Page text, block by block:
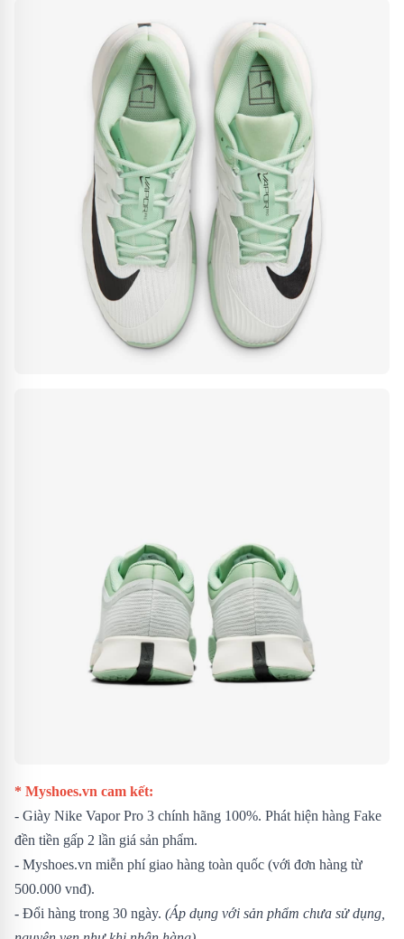
* Myshoes.vn cam kết:
- Giày Nike Vapor Pro 3 chính hãng 100%. Phát hiện hàng Fake
đền tiền gấp 2 lần giá sản phẩm.
- Myshoes.vn miễn phí giao hàng toàn quốc (với đơn hàng từ
500.000 vnđ).
- Đổi hàng trong 30 ngày. (Áp dụng với sản phẩm chưa sử dụng,